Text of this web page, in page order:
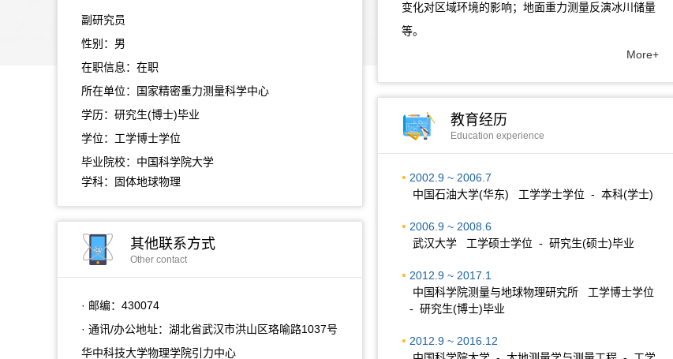
副研究员
性别：男
在职信息：在职
所在单位：国家精密重力测量科学中心
学历：研究生(博士)毕业
学位：工学博士学位
毕业院校：中国科学院大学
学科：固体地球物理
其他联系方式
Other contact
· 邮编： 430074
· 通讯/办公地址： 湖北省武汉市洪山区珞喻路1037号
华中科技大学物理学院引力中心
变化对区域环境的影响；地面重力测量反演冰川储量
等。
More+
教育经历
Education experience
2002.9 ~ 2006.7
中国石油大学(华东) 工学学士学位 - 本科(学士)
2006.9 ~ 2008.6
武汉大学 工学硕士学位 - 研究生(硕士)毕业
2012.9 ~ 2017.1
中国科学院测量与地球物理研究所 工学博士学位
- 研究生(博士)毕业
2012.9 ~ 2016.12